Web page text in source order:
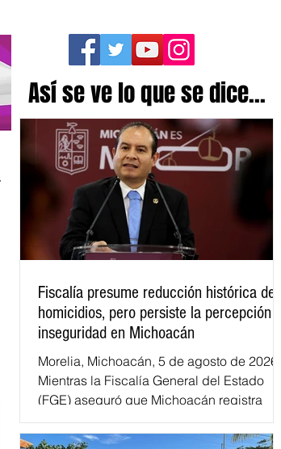
Así se ve lo que se dice...
Fiscalía presume reducción histórica de
homicidios, pero persiste la percepción de
inseguridad en Michoacán
Morelia, Michoacán, 5 de agosto de 2026.–
Mientras la Fiscalía General del Estado
(FGE) aseguró que Michoacán registra
cifras históricas a la baja en homicidios
dolosos, la percepción de inseguridad